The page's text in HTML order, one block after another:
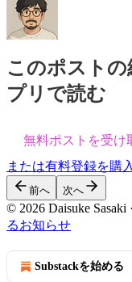
このポストの
プリで読む
無料ポストを受け
または有料登録を購
前へ 次へ
© 2026 Daisuke Sasaki ·
るお知らせ
Substackを始める